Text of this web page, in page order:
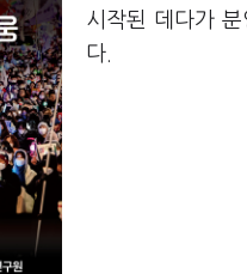
시작된 데다가
다.